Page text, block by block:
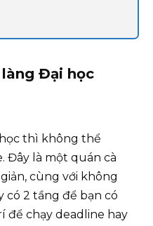
Đại học
thì không thể
Đây là một quán cà
cùng với không
có 2 tầng để bạn có
để chạy deadline hay